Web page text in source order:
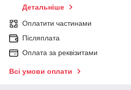
Детальніше
Оплатити частинами
Післяплата
Оплата за реквізитами
Всі умови оплати